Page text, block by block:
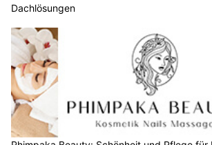
Dachlösungen